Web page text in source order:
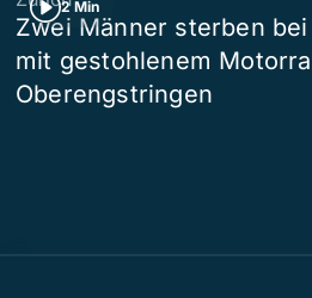
2 Min
Zwei Männer sterben
mit gestohlenem
Oberengstringen